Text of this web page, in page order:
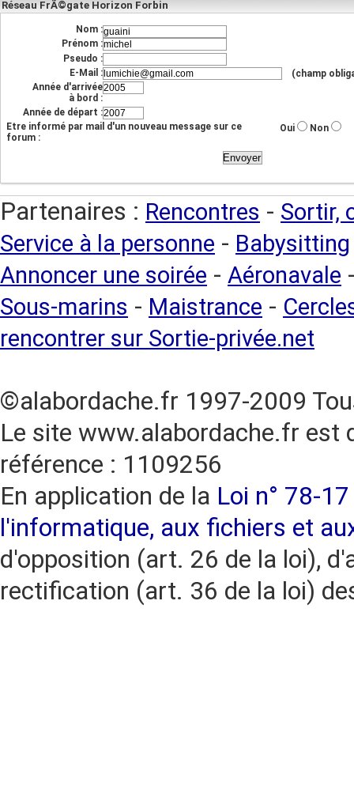
Réseau FrÃ©gate Horizon Forbin
Nom :
Prénom :
Pseudo :
E-Mail :
(champ
Année d'arrivée
à bord :
Année de départ :
Etre informé par mail d'un nouveau message sur ce
forum :
Oui Non
Partenaires : Rencontres - Sortir,
Service à la personne - Babysitting
Annoncer une soirée - Aéronavale
Sous-marins - Maistrance -
rencontrer sur Sortie-privée.net
©alabordache.fr 1997-2009
Le site www.alabordache.fr est
référence : 1109256
En application de la Loi n° 78-
l'informatique, aux fichiers et
d'opposition (art. 26 de la loi),
rectification (art. 36 de la loi)